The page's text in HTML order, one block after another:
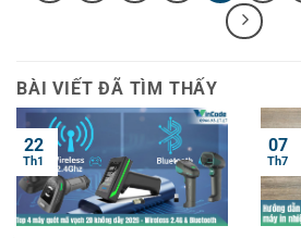
BÀI VIẾT ĐÃ TÌM THẤY
22
Th1
07
Th7